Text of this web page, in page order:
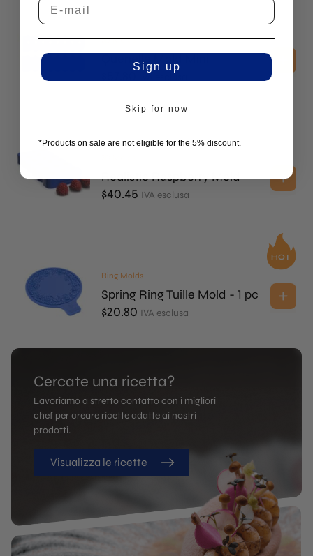
3D Molds
Quenelle Mold Mini
Realistic Raspberry Mold
$40.45 IVA esclusa
Ring Molds
Spring Ring Tuille Mold - 1 pc
$20.80 IVA esclusa
Cercate una ricetta?
Lavoriamo a stretto contatto con i migliori
chef per creare ricette adatte ai nostri
prodotti.
Visualizza le ricette
Sign up
Skip for now
*Products on sale are not eligible for the 5% discount.